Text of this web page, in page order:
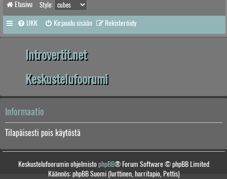
Etusivu Style:
UKK Kirjaudu sisään Rekisteröidy
Introvertit.net
Keskustelufoorumi
Informaatio
Tilapäisesti pois käytöstä
Keskustelufoorumin ohjelmistophpBB® Forum Software © phpBB Limited
Käännös: phpBB Suomi (lurttinen, harritapio, Pettis)